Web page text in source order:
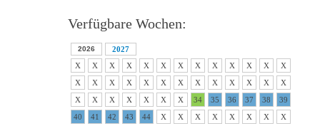
Verfügbare Wochen:
2026
2027
X
X X X X X X X X X X X
X
X
X X X X X X X X X X X
X
X
X X X X X X 34 35 36 37 38
39
40
41 42 43 44 X X X X X X X
X